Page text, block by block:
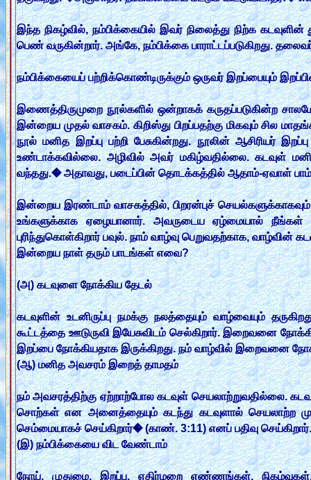
இந்த நிகழ்வில், நம்பிக்கையில் இவர் நிலைத்து நிற்க
பெண் வருகின்றார். அங்கே, நம்பிக்கை பாராட்டப்படுகிறது.
நம்பிக்கையைப் பற்றிக்கொண்டிருக்கும் ஒருவர் இறப்பையும்
இணைத்திருமுறை நூல்களில் ஒன்றாகக் கருதப்படுகின்ற
இன்றைய முதல் வாசகம். கிறிஸ்து பிறப்பதற்கு மிகவும் சில
நூல் மனித இறப்பு பற்றி பேசுகின்றது. நூலின் ஆசிரியர்
உண்டாக்கவில்லை. அழிவில் அவர் மகிழ்வதில்லை. கடவுள்
வந்தது.� அதாவது, படைப்பின் தொடக்கத்தில் ஆதாம்-ஏவாள்
இன்றைய இரண்டாம் வாசகத்தில், பிறரன்புச் செயல்களுக்காகவும்
உங்களுக்காக ஏழையானார். அவருடைய ஏழ்மையால் நீங்கள்
புரிந்துகொள்கிறார் பவுல். நாம் வாழ்வு பெறுவதற்காக, வாழ்வின்
இன்றைய நாள் தரும் பாடங்கள் எவை?
(அ) கடவுளை நோக்கிய தேடல்
கடவுளின் உடனிருப்பு நமக்கு நலத்தையும் வாழ்வையும்
கூட்டத்தை ஊடுருவி இயேசுவிடம் செல்கிறார். இறைவனை
இறப்பை நோக்கியதாக இருக்கிறது. நம் வாழ்வில் இறைவனை
(ஆ) மனித அவசரம் இறைத் தாமதம்
நம் அவசரத்திற்கு ஏற்றாற்போல கடவுள் செயலாற்றுவதில்லை.
சொற்கள் என அனைத்தையும் கடந்து கடவுளால் செயலாற்ற
செம்மையாகச் செய்கிறார்� (காண். 3:11) எனப் பதிவு செய்கிறார்.
(இ) நம்பிக்கையை விட வேண்டாம்
நோய், முதுமை, இறப்பு, எதிர்மறை எண்ணங்கள்,